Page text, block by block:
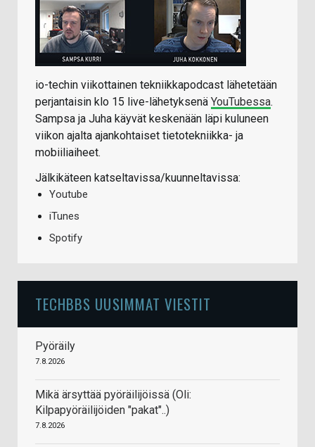
io-techin viikottainen tekniikkapodcast lähetetään
perjantaisin klo 15 live-lähetyksenä YouTubessa.
Sampsa ja Juha käyvät keskenään läpi kuluneen
viikon ajalta ajankohtaiset tietotekniikka- ja
mobiiliaiheet.
Jälkikäteen katseltavissa/kuunneltavissa:
Youtube
iTunes
Spotify
TECHBBS UUSIMMAT VIESTIT
Pyöräily
7.8.2026
Mikä ärsyttää pyöräilijöissä (Oli:
Kilpapyöräilijöiden "pakat"..)
7.8.2026